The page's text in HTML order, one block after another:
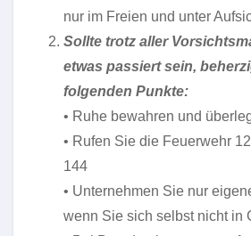
nur im Freien und unter
Sollte trotz aller
etwas passiert sein,
folgenden Punkte:
• Ruhe bewahren und
• Rufen Sie die Feuerwehr
144
• Unternehmen Sie nur
wenn Sie sich selbst nicht in